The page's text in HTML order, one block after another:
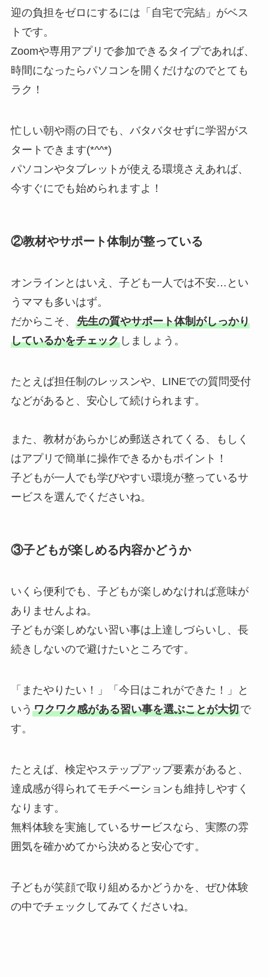
迎の負担をゼロにするには「自宅で完結」がベス
トです。
Zoomや専用アプリで参加できるタイプであれば、
時間になったらパソコンを開くだけなのでとても
ラク！
忙しい朝や雨の日でも、バタバタせずに学習がス
タートできます(*^^*)
パソコンやタブレットが使える環境さえあれば、
今すぐにでも始められますよ！
②教材やサポート体制が整っている
オンラインとはいえ、子ども一人では不安…とい
うママも多いはず。
だからこそ、 先生の質やサポート体制がしっかり
しているかをチェックしましょう。
たとえば担任制のレッスンや、LINEでの質問受付
などがあると、安心して続けられます。
また、教材があらかじめ郵送されてくる、もしく
はアプリで簡単に操作できるかもポイント！
子どもが一人でも学びやすい環境が整っているサ
ービスを選んでくださいね。
③子どもが楽しめる内容かどうか
いくら便利でも、子どもが楽しめなければ意味が
ありませんよね。
子どもが楽しめない習い事は上達しづらいし、長
続きしないので避けたいところです。
「またやりたい！」「今日はこれができた！」と
いう ワクワク感がある習い事を選ぶことが大切で
す。
たとえば、検定やステップアップ要素があると、
達成感が得られてモチベーションも維持しやすく
なります。
無料体験を実施しているサービスなら、実際の雰
囲気を確かめてから決めると安心です。
子どもが笑顔で取り組めるかどうかを、ぜひ体験
の中でチェックしてみてくださいね。